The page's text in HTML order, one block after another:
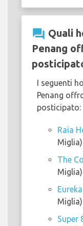
question_answer Quali
Penang
I seguenti
Penang
posticipato:
Raia
Miglia)
The
Miglia)
Miglia)
Super